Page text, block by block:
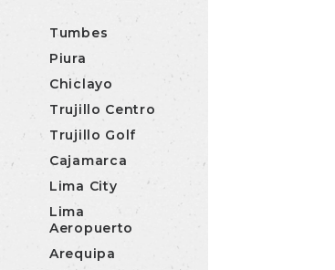
Tumbes
Piura
Chiclayo
Trujillo Centro
Trujillo Golf
Cajamarca
Lima City
Lima
Aeropuerto
Arequipa